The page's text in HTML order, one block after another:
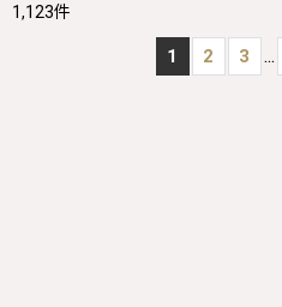
1,123件
1 2 3 ...